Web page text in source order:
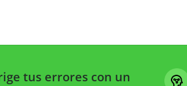
tus errores con un